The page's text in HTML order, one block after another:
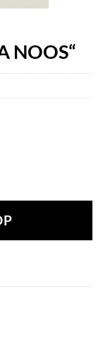
NOOS“